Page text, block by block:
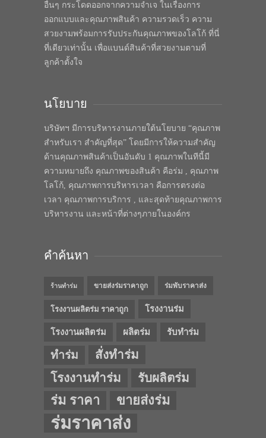
อื่นๆ กระโดดออกจากความจำเจ ในเรื่องการ
ออกแบบและคุณภาพสินค้า ความรวดเร็ว ความ
สวยงามพร้อมการรับประกันคุณภาพของโลโก้ ที่นี่
ที่เดียวเท่านั้น เพื่อแบนด์สินค้าที่สวยงามตามที่
ลูกค้าตั้งใจ
นโยบาย
บริษัทฯ มีการบริหารงานภายใต้นโยบาย “คุณภาพ
สำหรับเรา สำคัญที่สุด” โดยมีการให้ความสำคัญ
ด้านคุณภาพสินค้าเป็นอันดับ 1 คุณภาพในทีนี้มี
ความหมายถึง คุณภาพของสินค้า คือร่ม , คุณภาพ
โลโก้, คุณภาพการบริหารเวลา คือการตรงต่อ
เวลา คุณภาพการบริการ , และสุดท้ายคุณภาพการ
บริหารงาน และหน้าที่ต่างๆภายในองค์กร
คำค้นหา
ร้านทำร่ม ขายส่งร่มราคาถูก ร่มพับราคาส่ง
โรงงานผลิตร่ม ราคาถูก โรงงานร่ม
โรงงานผลิตร่ม ผลิตร่ม รับทำร่ม
ทำร่ม
สั่งทำร่ม
โรงงานทำร่ม
รับผลิตร่ม
ร่ม ราคา ขายส่งร่ม
ร่มราคาส่ง